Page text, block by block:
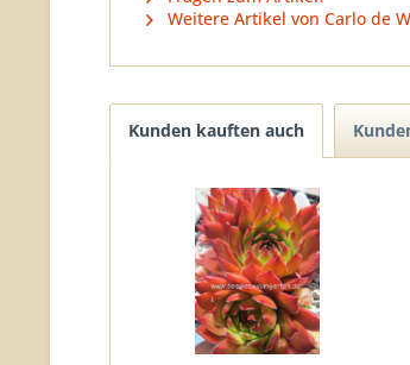
Weitere Artikel von Carlo de
Kunden kauften auch